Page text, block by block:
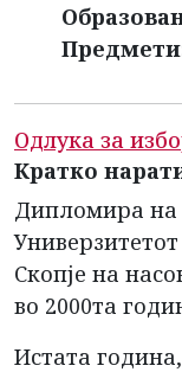
Одлука за
Кратко
Дипломира на
Скопје на
во 2000та
Истата